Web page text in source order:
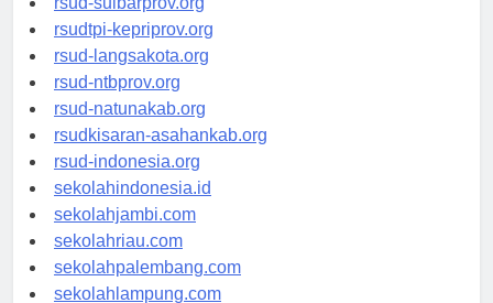
rsud-sulbarprov.org
rsudtpi-kepriprov.org
rsud-langsakota.org
rsud-ntbprov.org
rsud-natunakab.org
rsudkisaran-asahankab.org
rsud-indonesia.org
sekolahindonesia.id
sekolahjambi.com
sekolahriau.com
sekolahpalembang.com